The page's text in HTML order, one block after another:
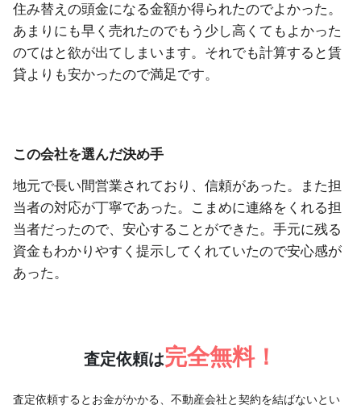
住み替えの頭金になる金額か得られたのでよかった。
あまりにも早く売れたのでもう少し高くてもよかった
のてはと欲が出てしまいます。それでも計算すると賃
貸よりも安かったので満足です。
この会社を選んだ決め手
地元で長い間営業されており、信頼があった。また担
当者の対応が丁寧であった。こまめに連絡をくれる担
当者だったので、安心することができた。手元に残る
資金もわかりやすく提示してくれていたので安心感が
あった。
査定依頼は完全無料！
査定依頼するとお金がかかる、不動産会社と契約を結ばないとい